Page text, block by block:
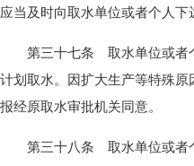
应当及时向取水单位或者个人下
第三十七条 取水单位或者
计划取水。因扩大生产等特殊
报经原取水审批机关同意。
第三十八条 取水单位或者